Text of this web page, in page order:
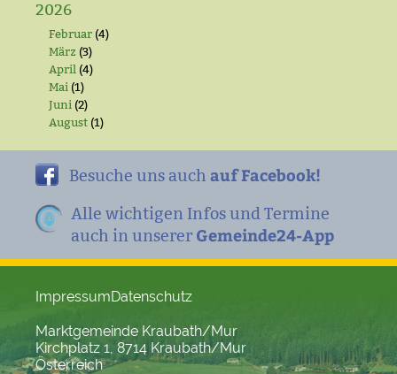
2026
Februar (4)
März (3)
April (4)
Mai (1)
Juni (2)
August (1)
Besuche uns auch auf Facebook!
Alle wichtigen Infos und Termine
auch in unserer Gemeinde24-App
ImpressumDatenschutz
Marktgemeinde Kraubath/Mur
Kirchplatz 1, 8714 Kraubath/Mur
Österreich